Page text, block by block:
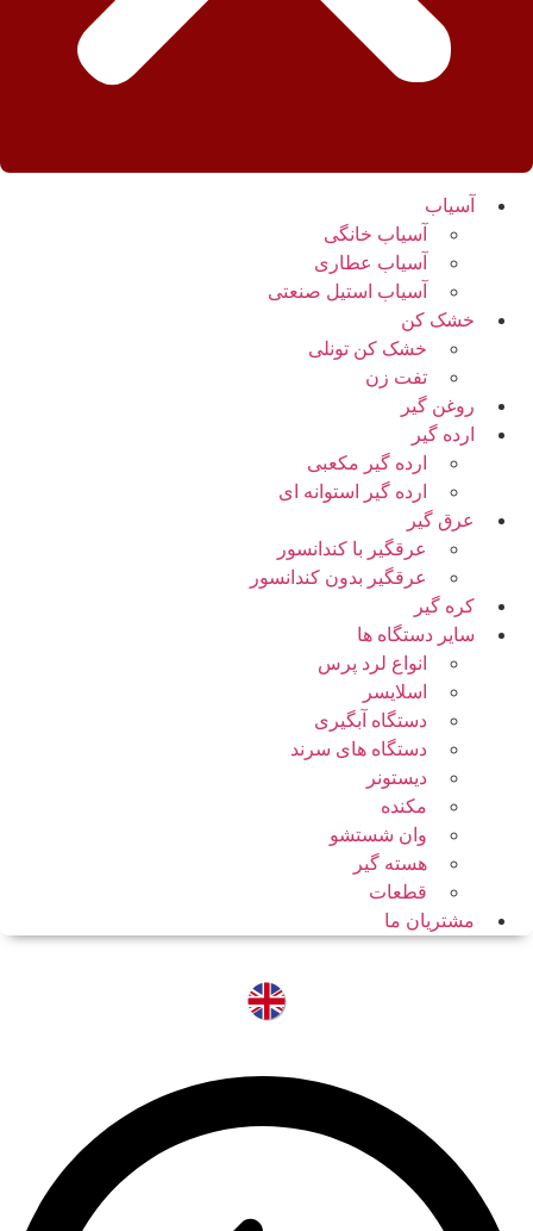
آسیاب
آسیاب خانگی
آسیاب عطاری
آسیاب استیل صنعتی
خشک کن
خشک کن تونلی
تفت زن
روغن گیر
ارده گیر
ارده گیر مکعبی
ارده گیر استوانه ای
عرق گیر
عرقگیر با کندانسور
عرقگیر بدون کندانسور
کره گیر
سایر دستگاه ها
انواع لرد پرس
اسلایسر
دستگاه آبگیری
دستگاه های سرند
دیستونر
مکنده
وان شستشو
هسته گیر
قطعات
مشتریان ما